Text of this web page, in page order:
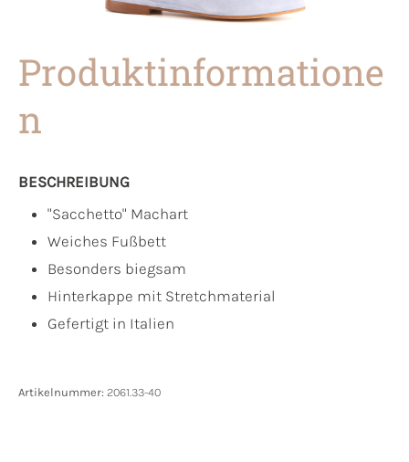
Produktinformatione
n
BESCHREIBUNG
"Sacchetto" Machart
Weiches Fußbett
Besonders biegsam
Hinterkappe mit Stretchmaterial
Gefertigt in Italien
Artikelnummer: 2061.33-40